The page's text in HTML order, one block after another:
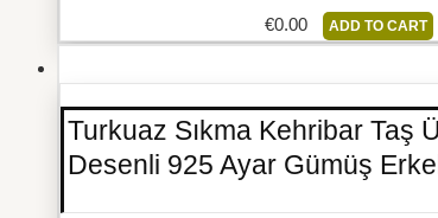
€0.00 ADD TO CART
Turkuaz Sıkma Kehribar Taş
Desenli 925 Ayar Gümüş